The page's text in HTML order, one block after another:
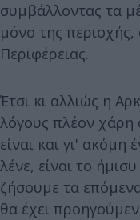
συμβάλλοντας τα
μόνο της
Περιφέρειας.
Έτσι κι αλλιώς η
λόγους πλέον
είναι και γι'
λένε, είναι το
ζήσουμε τα
θα έχει